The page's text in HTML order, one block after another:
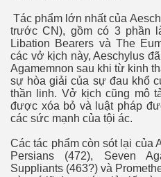
Tác phẩm lớn nhất của
trước CN), gồm có 3 phần
Libation Bearers và The
các vở kịch này, Aeschylus
Agamemnon sau khi từ kinh
sự hòa giải của sự đau khổ
thần linh. Vở kịch cũng mô
được xóa bỏ và luật pháp
các sức mạnh của tội ác.
Các tác phẩm còn sót lại của
Persians (472), Seven
Suppliants (463?) và
. .
Thuận